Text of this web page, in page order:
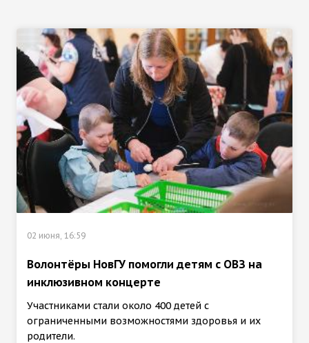
02 июня, 16:59
Волонтёры НовГУ помогли детям с ОВЗ на
инклюзивном концерте
Участниками стали около 400 детей с
ограниченными возможностями здоровья и их
родители.